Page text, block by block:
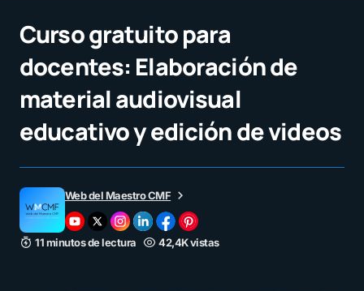
Curso gratuito para
docentes: Elaboración de
material audiovisual
educativo y edición de videos
Web del Maestro CMF
11 minutos de lectura 42,4K vistas